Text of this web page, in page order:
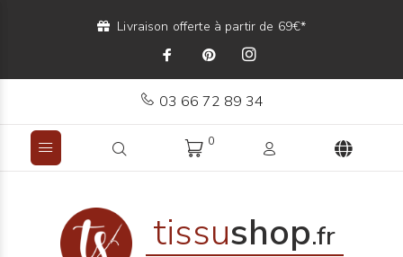
Livraison offerte à partir de 69€*
03 66 72 89 34
0
tissushop.fr